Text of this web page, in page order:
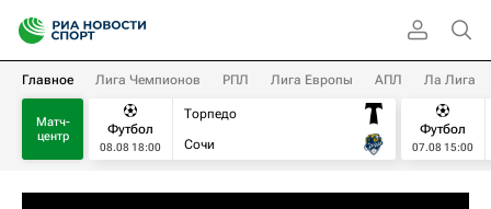
Главное Лига Чемпионов РПЛ Лига Европы АПЛ Ла Лига
Матч-
центр
Футбол
08.08 18:00
Торпедо
Сочи
Футбол
07.08 15:00